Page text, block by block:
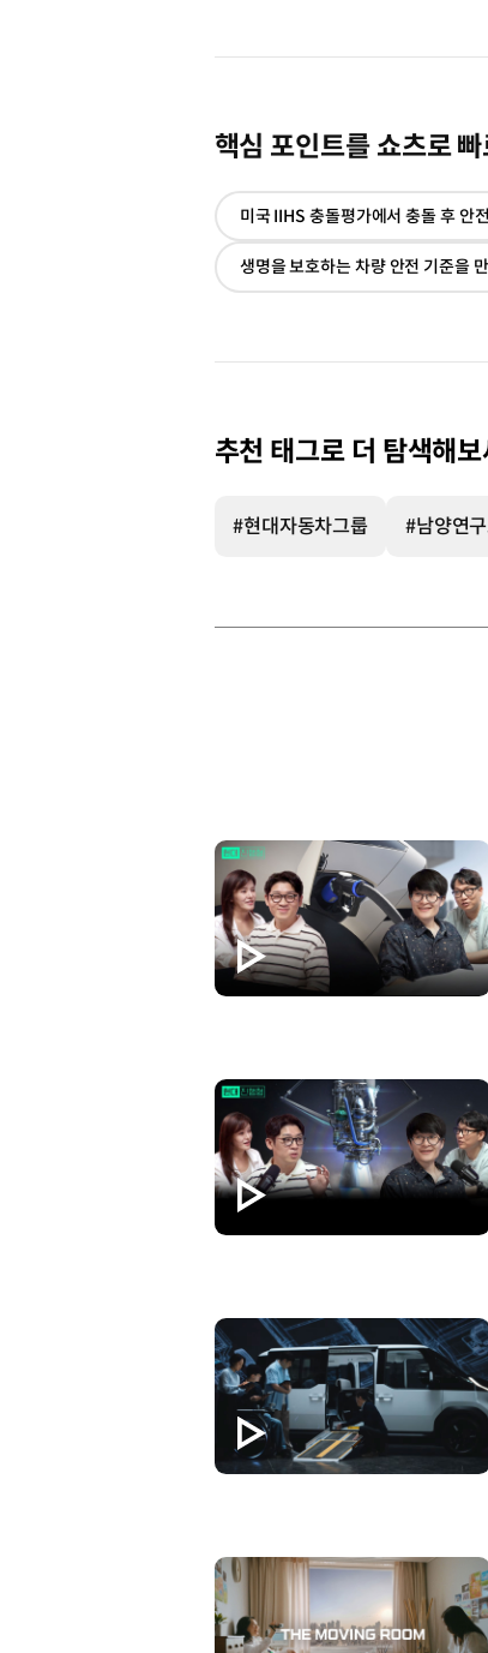
핵심 포인트를 쇼츠로
추천 태그로 더 탐색해
#현대자동차그룹 #남양연